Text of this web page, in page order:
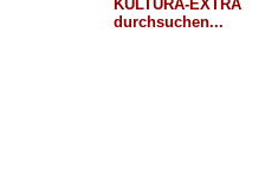
KULTURA-EXTRA
durchsuchen...